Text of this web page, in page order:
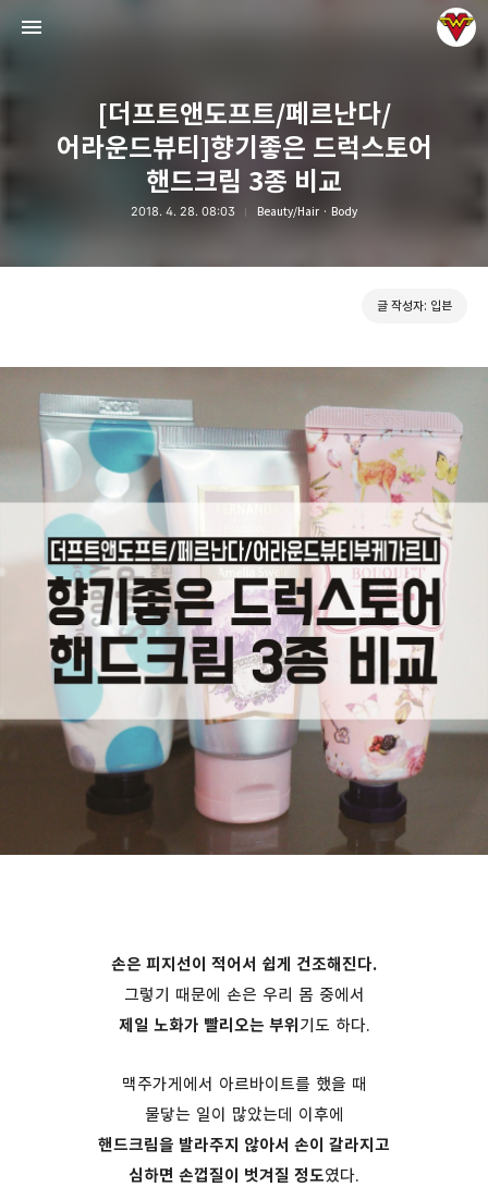
[더프트앤도프트/페르난다/
어라운드뷰티]향기좋은 드럭스토어
핸드크림 3종 비교
2018. 4. 28. 08:03 Beauty/Hair · Body
글 작성자: 입븐
손은 피지선이 적어서 쉽게 건조해진다.
그렇기 때문에 손은 우리 몸 중에서
제일 노화가 빨리오는 부위기도 하다.
맥주가게에서 아르바이트를 했을 때
물닿는 일이 많았는데 이후에
핸드크림을 발라주지 않아서 손이 갈라지고
심하면 손껍질이 벗겨질 정도였다.
입븐